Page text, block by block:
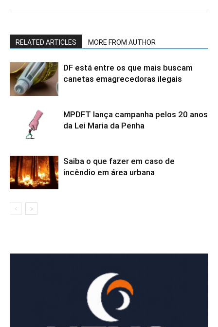
RELATED ARTICLES MORE FROM AUTHOR
DF está entre os que mais buscam
canetas emagrecedoras ilegais
MPDFT lança campanha pelos 20 anos
da Lei Maria da Penha
Saiba o que fazer em caso de
incêndio em área urbana